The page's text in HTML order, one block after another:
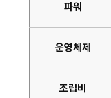
파워
운영체제
조립비